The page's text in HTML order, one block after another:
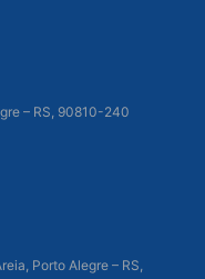
– RS, 90810-240
Porto Alegre – RS,